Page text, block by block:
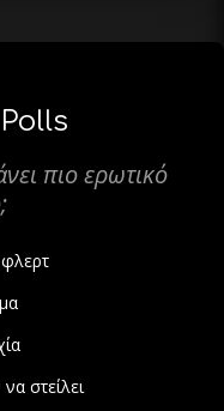
πιο ερωτικό
στείλει